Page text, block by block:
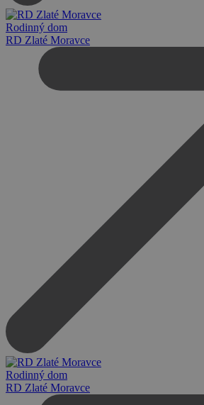
Rodinný dom
RD Zlaté Moravce
Rodinný dom
RD Zlaté Moravce